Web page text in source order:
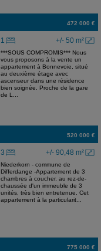
472 000 €
+/- 50 m²
1
***SOUS COMPROMIS*** Nous
vous proposons à la vente un
appartement à Bonnevoie, situé
au deuxième étage avec
ascenseur dans une résidence
bien soignée. Proche de la gare
de L...
520 000 €
+/- 90,48 m²
3
Niederkorn - commune de
Differdange -Appartement de 3
chambres à coucher, au rez-de-
chaussée d'un immeuble de 3
unités, très bien entretenue. Cet
appartement à la particularit...
775 000 €